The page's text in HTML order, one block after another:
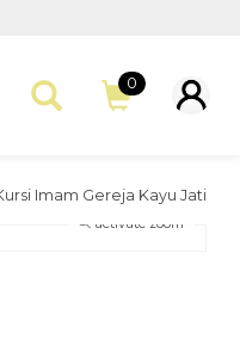
0
Imam Gereja Kayu Jati
activate zoom